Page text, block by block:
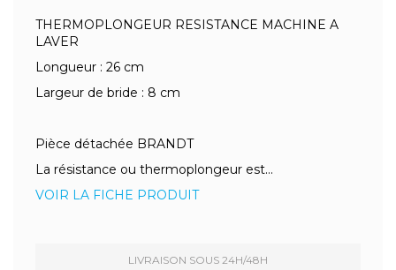
THERMOPLONGEUR RESISTANCE MACHINE A
LAVER
Longueur : 26 cm
Largeur de bride : 8 cm
Pièce détachée BRANDT
La résistance ou thermoplongeur est...
VOIR LA FICHE PRODUIT
LIVRAISON SOUS 24H/48H